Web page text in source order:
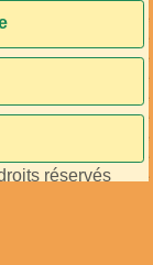
réservés